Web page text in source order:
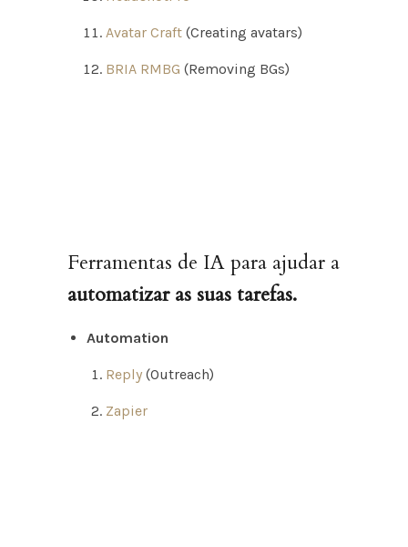
Avatar Craft(Creating avatars)
BRIA RMBG (Removing BGs)
Ferramentas de IA para ajudar a
automatizar as suas tarefas.
Automation
Reply(Outreach)
Zapier